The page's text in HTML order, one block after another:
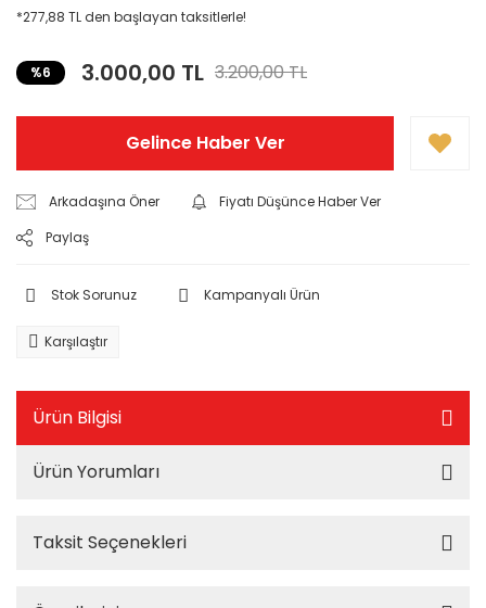
*277,88 TL den başlayan taksitlerle!
%6 3.000,00 TL 3.200,00 TL
Gelince Haber Ver
Arkadaşına Öner
Fiyatı Düşünce Haber Ver
Paylaş
Stok Sorunuz Kampanyalı Ürün
Karşılaştır
Ürün Bilgisi
Ürün Yorumları
Taksit Seçenekleri